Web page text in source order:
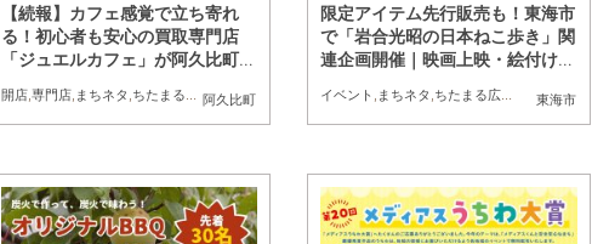
阿久比町
【続報】カフェ感覚で立ち寄れ
る！初心者も安心の買取専門店
「ジュエルカフェ」が阿久比町に
開店 ,専門店 まちネタ ちたまる広告 ,夫婦,おひとりさま 東海市
限定アイテム先行販売も！東海市
で「岩合光昭の日本ねこ歩き」関
連企画開催｜映画上映・絵付け体
イベント まちネタ ちたまる広告 ペット,トレンド